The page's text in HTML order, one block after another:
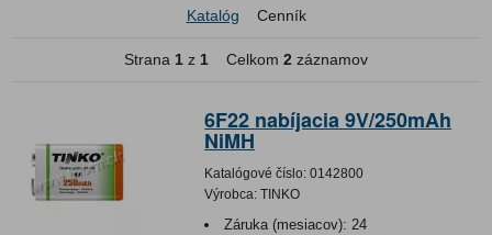
Katalóg Cenník
Strana 1 z 1 Celkom 2 záznamov
6F22 nabíjacia 9V/250mAh
NiMH
Katalógové číslo: 0142800
Výrobca: TINKO
Záruka (mesiacov): 24